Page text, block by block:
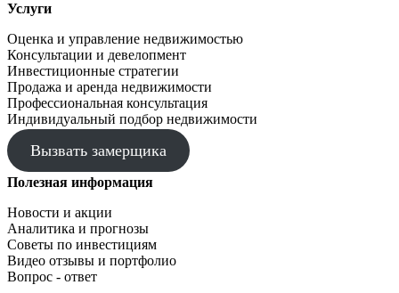
Услуги
Оценка и управление недвижимостью
Консультации и девелопмент
Инвестиционные стратегии
Продажа и аренда недвижимости
Профессиональная консультация
Индивидуальный подбор недвижимости
Вызвать замерщика
Полезная информация
Новости и акции
Аналитика и прогнозы
Советы по инвестициям
Видео отзывы и портфолио
Вопрос - ответ